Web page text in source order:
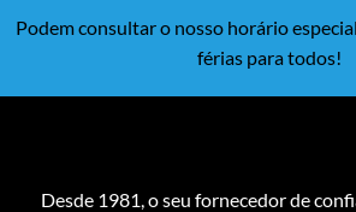
Podem consultar o nosso horário
férias para todos!
Desde 1981, o seu fornecedor de